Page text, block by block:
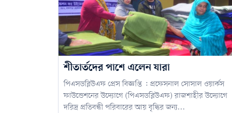
শীতার্তদের পাশে এলেন যারা
পিএসডব্লিউএফ প্রেস বিজ্ঞপ্তি : প্রফেসনাল সোসাল ওয়ার্কস
ফাউন্ডেশনের উদ্যোগে (পিএসডব্লিউএফ) রাজশাহীর উদ্যোগে
দরিদ্র প্রতিবন্ধী পরিবারের আয় বৃদ্ধির জন্য...